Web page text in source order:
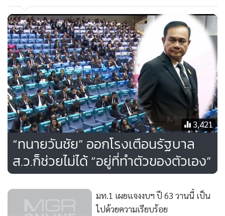
ทั้งนี้ หลังจากที่ ส.ว.อภิปรายแสดงความเห็นครบทุกคนแล้ว จึงลง
มติเห็นชอบร่าง พ.ร.บ.โอนงบประมาณรายจ่าย พ.ศ. ... ด้วย
คะแนน 214 ต่อ 0 งดออกเสียง 3
วุฒิสภา
77
ยอดนิยม
อ่านเพิ่มเติม
ข่าวที่เกี่ยวข้อง